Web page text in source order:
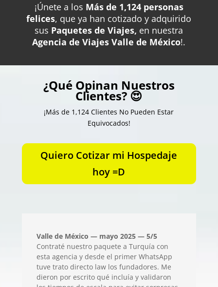
¡Únete a los Más de 1,124 personas
felices, que ya han cotizado y adquirido
sus Paquetes de Viajes, en nuestra
Agencia de Viajes Valle de México!.
¿Qué Opinan Nuestros
Clientes? 😍
¡Más de 1,124 Clientes No Pueden Estar
Equivocados!
Quiero Cotizar mi Hospedaje
hoy =D
Valle de México — mayo 2025 — 5/5
Contraté nuestro paquete a Turquía con
esta agencia y desde el primer WhatsApp
tuve trato directo law los fundadores. Me
dieron por escrito qué incluía y validaron